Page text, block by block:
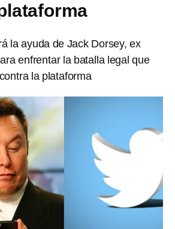
la ayuda de Jack Dorsey, ex
enfrentar la batalla legal que
la plataforma